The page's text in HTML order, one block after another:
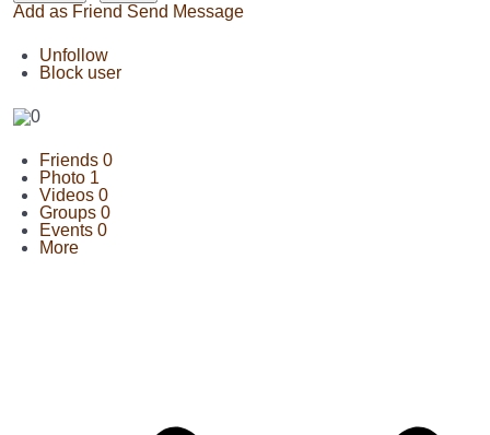
Add as Friend Send Message
Unfollow
Block user
Friends 0
Photo 1
Videos 0
Groups 0
Events 0
More